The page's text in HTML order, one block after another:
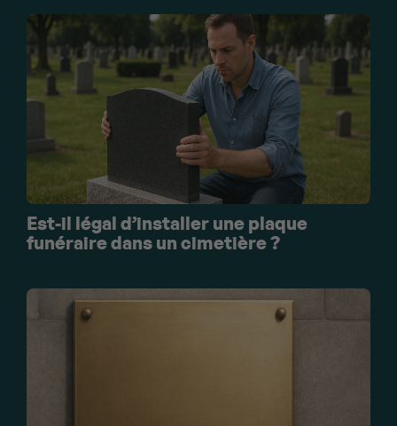
Est-il légal d’installer une plaque
funéraire dans un cimetière ?